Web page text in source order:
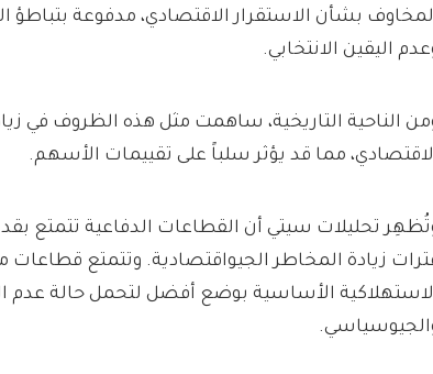
بشأن الاستقرار الاقتصادي، مدفوعة بتباطؤ
اليقين الانتخابي.
الناحية التاريخية، ساهمت مثل هذه الظروف في
مما قد يؤثر سلباً على تقييمات الأسهم.
تحليلات سيتي أن القطاعات الدفاعية تتمتع
زيادة المخاطر الجيواقتصادية. وتتمتع قطاعات
الأساسية بوضع أفضل لتحمل حالة عدم